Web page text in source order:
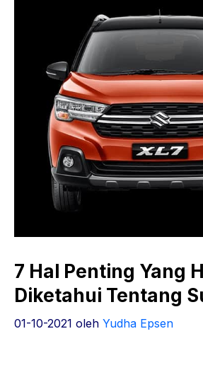
7 Hal Penting Yang
Diketahui Tentang
01-10-2021 oleh Yudha Epsen